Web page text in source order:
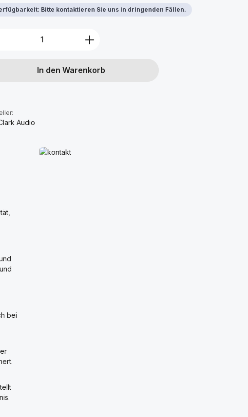
Bitte kontaktieren Sie uns in dringenden Fällen.
Anzahl: Gib den gewünschten Wert
In den Warenkorb
Audio
bei
Mehr erfahren